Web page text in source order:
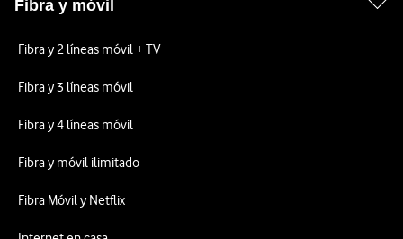
Fibra y móvil
Fibra y 2 líneas móvil + TV
Fibra y 3 líneas móvil
Fibra y 4 líneas móvil
Fibra y móvil ilimitado
Fibra Móvil y Netflix